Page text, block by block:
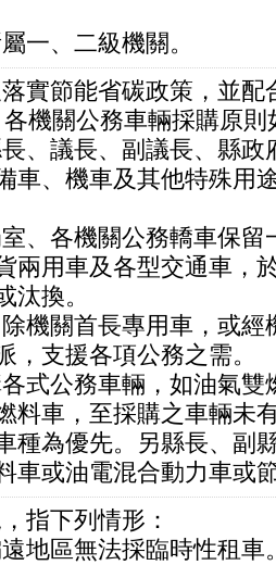
一、二級機關。
實節能省碳政策，並
機關公務車輛採購原則
長、議長、副議長、縣
、機車及其他特殊用
室、各機關公務轎車保
用車及各型交通車，
換。
除機關首長專用車，或
支援各項公務之需。
各式公務車輛，如油氣
車，至採購之車輛未
為優先。另縣長、副
或油電混合動力車或
指下列情形：
遠地區無法採臨時性租車